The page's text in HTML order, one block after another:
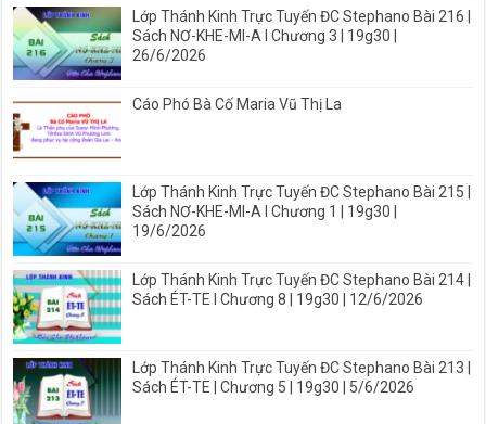
Lớp Thánh Kinh Trực Tuyến ĐC Stephano Bài 216 |
Sách NƠ-KHE-MI-A I Chương 3 | 19g30 |
26/6/2026
Cáo Phó Bà Cố Maria Vũ Thị La
Lớp Thánh Kinh Trực Tuyến ĐC Stephano Bài 215 |
Sách NƠ-KHE-MI-A I Chương 1 | 19g30 |
19/6/2026
Lớp Thánh Kinh Trực Tuyến ĐC Stephano Bài 214 |
Sách ÉT-TE I Chương 8 | 19g30 | 12/6/2026
Lớp Thánh Kinh Trực Tuyến ĐC Stephano Bài 213 |
Sách ÉT-TE | Chương 5 | 19g30 | 5/6/2026